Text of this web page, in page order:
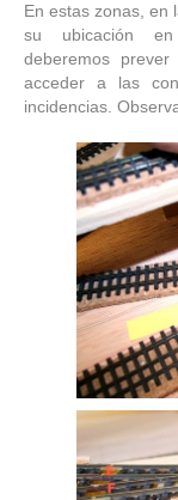
En estas zonas, en
su ubicación
deberemos
acceder a las
incidencias.